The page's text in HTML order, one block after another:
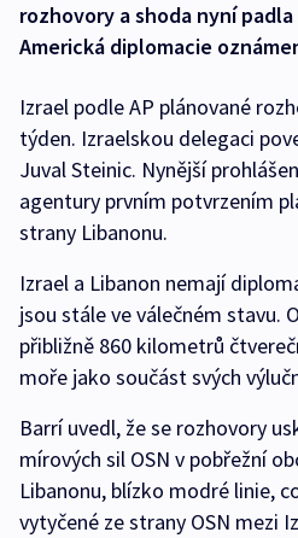
rozhovory a shoda nyní
Americká diplomacie
Izrael podle AP plánované
týden. Izraelskou delegaci
Juval Steinic. Nynější
agentury prvním potvrzením
strany Libanonu.
Izrael a Libanon nemají
jsou stále ve válečném stavu.
přibližně 860 kilometrů
moře jako součást svých
Barrí uvedl, že se rozhovory
mírových sil OSN v pobřežní
Libanonu, blízko modré linie,
vytyčené ze strany OSN mezi